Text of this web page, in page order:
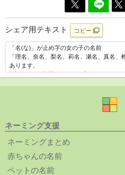
シェア用テキスト コピー
ネーミング支援
ネーミングまとめ
赤ちゃんの名前
ペットの名前